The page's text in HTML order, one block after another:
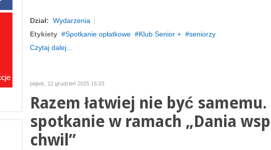
Dział: Wydarzenia
Etykiety
Spotkanie opłatkowe Klub Senior +
seniorzy
Czytaj dalej...
piątek, 12 grudzień 2025 16:03
Razem łatwiej nie być samemu.
spotkanie w ramach „Dania
chwil”